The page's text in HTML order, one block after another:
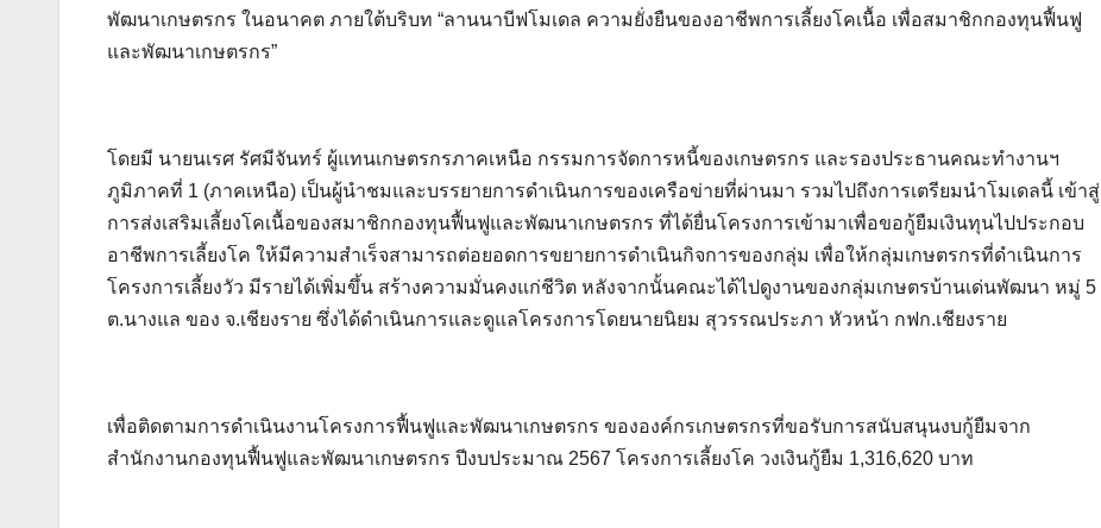
พัฒนาเกษตรกร ในอนาคต ภายใต้บริบท “ลานนาบีฟโมเดล ความยั่งยืนของอาชีพการเลี้ยงโคเนื้อ เพื่อสมาชิกกองทุนฟื้นฟู
และพัฒนาเกษตรกร”
โดยมี นายนเรศ รัศมีจันทร์ ผู้แทนเกษตรกรภาคเหนือ กรรมการจัดการหนี้ของเกษตรกร และรองประธานคณะทำงานฯ
ภูมิภาคที่ 1 (ภาคเหนือ) เป็นผู้นำชมและบรรยายการดำเนินการของเครือข่ายที่ผ่านมา รวมไปถึงการเตรียมนำโมเดลนี้ เข้าสู่
การส่งเสริมเลี้ยงโคเนื้อของสมาชิกกองทุนฟื้นฟูและพัฒนาเกษตรกร ที่ได้ยื่นโครงการเข้ามาเพื่อขอกู้ยืมเงินทุนไปประกอบ
อาชีพการเลี้ยงโค ให้มีความสำเร็จสามารถต่อยอดการขยายการดำเนินกิจการของกลุ่ม เพื่อให้กลุ่มเกษตรกรที่ดำเนินการ
โครงการเลี้ยงวัว มีรายได้เพิ่มขึ้น สร้างความมั่นคงแก่ชีวิต หลังจากนั้นคณะได้ไปดูงานของกลุ่มเกษตรบ้านเด่นพัฒนา หมู่ 5
ต.นางแล ของ จ.เชียงราย ซึ่งได้ดำเนินการและดูแลโครงการโดยนายนิยม สุวรรณประภา หัวหน้า กฟก.เชียงราย
เพื่อติดตามการดำเนินงานโครงการฟื้นฟูและพัฒนาเกษตรกร ขององค์กรเกษตรกรที่ขอรับการสนับสนุนงบกู้ยืมจาก
สำนักงานกองทุนฟื้นฟูและพัฒนาเกษตรกร ปีงบประมาณ 2567 โครงการเลี้ยงโค วงเงินกู้ยืม 1,316,620 บาท